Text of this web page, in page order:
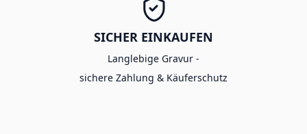
SICHER EINKAUFEN
Langlebige Gravur -
sichere Zahlung & Käuferschutz